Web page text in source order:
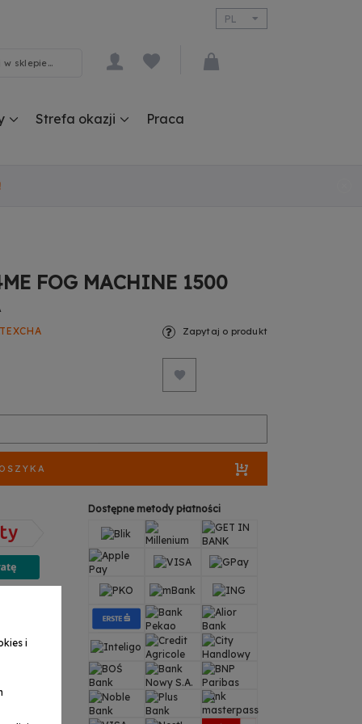
PL
Strefa okazji Praca
FOG MACHINE 1500
Zapytaj o produkt
wew. 3
Dostępne metody płatności
i